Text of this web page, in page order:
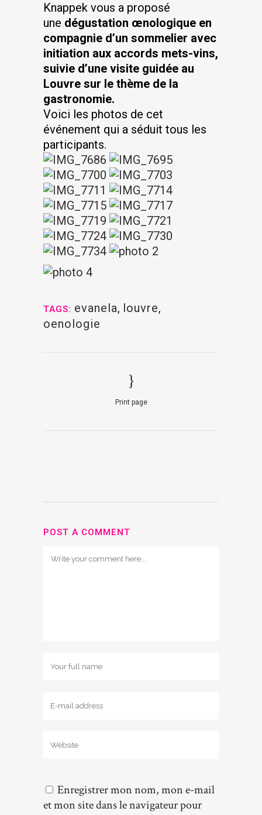
Knappek vous a proposé
une dégustation œnologique en
compagnie d’un sommelier avec
initiation aux accords mets-vins,
suivie d’une visite guidée au
Louvre sur le thème de la
gastronomie.
Voici les photos de cet
événement qui a séduit tous les
participants.
TAGS: evanela, louvre,
oenologie
Print page
POST A COMMENT
Enregistrer mon nom, mon e-mail
et mon site dans le navigateur pour